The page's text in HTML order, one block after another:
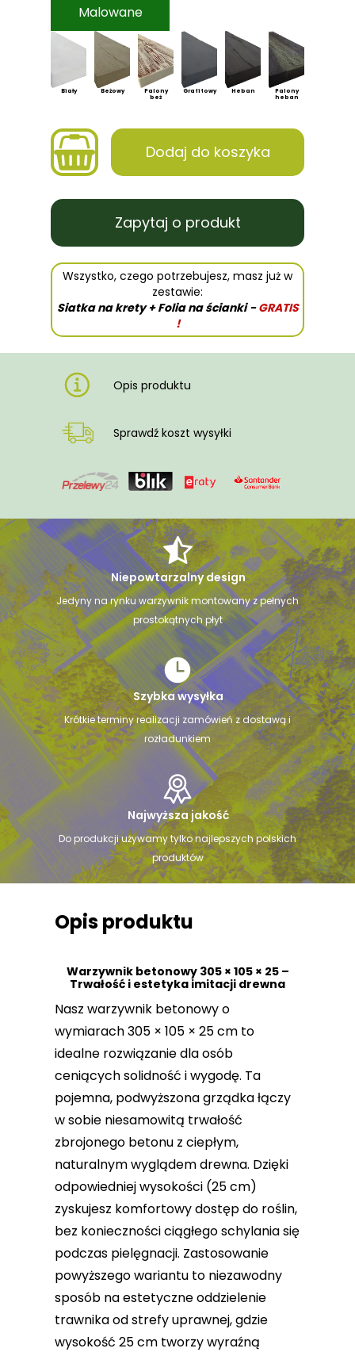
Malowane
Biały Beżowy
Palony
beż
Grafitowy Heban
Palony
heban
Zapytaj o produkt
Dodaj do koszyka
Wszystko, czego potrzebujesz, masz już w
zestawie:
Siatka na krety + Folia na ścianki -GRATIS
!
Sprawdź koszt wysyłki
Opis produktu
Szybka wysyłka
Krótkie terminy realizacji zamówień z dostawą i
rozładunkiem
Niepowtarzalny design
Jedyny na rynku warzywnik montowany z pełnych
prostokątnych płyt
Najwyższa jakość
Do produkcji używamy tylko najlepszych polskich
produktów
Opis produktu
Warzywnik betonowy 305 × 105 × 25 –
Trwałość i estetyka imitacji drewna
Nasz warzywnik betonowy o
wymiarach 305 × 105 × 25 cm to
idealne rozwiązanie dla osób
ceniących solidność i wygodę. Ta
pojemna, podwyższona grządka łączy
w sobie niesamowitą trwałość
zbrojonego betonu z ciepłym,
naturalnym wyglądem drewna. Dzięki
odpowiedniej wysokości (25 cm)
zyskujesz komfortowy dostęp do roślin,
bez konieczności ciągłego schylania się
podczas pielęgnacji. Zastosowanie
powyższego wariantu to niezawodny
sposób na estetyczne oddzielenie
trawnika od strefy uprawnej, gdzie
wysokość 25 cm tworzy wyraźną